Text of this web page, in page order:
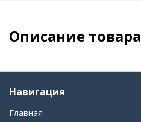
Описание товара
Навигация
Главная